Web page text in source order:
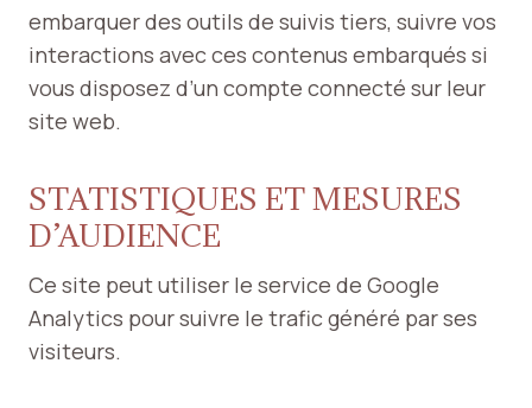
embarquer des outils de suivis tiers, suivre vos
interactions avec ces contenus embarqués si
vous disposez d’un compte connecté sur leur
site web.
STATISTIQUES ET MESURES
D’AUDIENCE
Ce site peut utiliser le service de Google
Analytics pour suivre le trafic généré par ses
visiteurs.